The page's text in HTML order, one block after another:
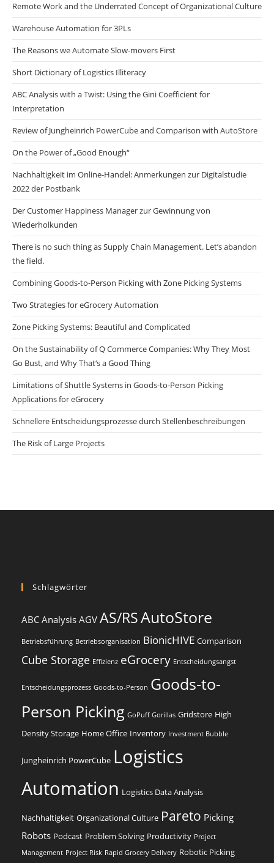
Remote Work and the Underrated Concept of Organizational Culture
Warehouse Automation for 3PLs
The Reasons we Automate Slow-movers First
Short Dictionary of Logistics Illiteracy
ABC Analysis with a Twist: Using the Gini Coefficient for
Interpretation
Review of Jungheinrich PowerCube and Comparison with AutoStore
On the Power of „Good Enough“
Nachhaltigkeit im Online-Handel: Anmerkungen zur Digitalstudie
2022 der Postbank
Der Customer Happiness Manager zur Gewinnung von
Wiederholkunden
There is no such thing as Supply Chain Management. Let’s abandon
the field.
Combining Goods-to-Person Picking with Zone Picking Systems
Two Strategies for eGrocery Automation
Zone Picking Systems: Beautiful and Complicated
On the Sustainability of Q Commerce Companies: Why They Most
Go Bust, and Why That‘s a Good Thing
Limitations of Shuttle Systems in Goods-to-Person Picking
Applications for eGrocery
Schnellere Entscheidungsprozesse durch Stellenbeschreibungen
The Risk of Large Projects
Schlagwörter
ABC Analysis AGV AS/RSAutoStore
Betriebsführung Betriebsorganisation BionicHIVE Comparison
Cube Storage Effizienz eGrocery Entscheidungsangst
Entscheidungsprozess Goods-to-Person Goods-to-
Person Picking GoPuff Gorillas Gridstore High
Density Storage Home Office Inventory Investment Bubble
Jungheinrich PowerCube Logistics
Automation Logistics Data Analysis
Nachhaltigkeit Organizational Culture Pareto Picking
Robots Podcast Problem Solving Productivity Project
Management Project Risk Rapid Grocery Delivery Robotic Picking